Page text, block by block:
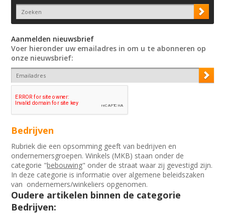
Aanmelden nieuwsbrief
Voer hieronder uw emailadres in om u te abonneren op
onze nieuwsbrief:
Bedrijven
Rubriek die een opsomming geeft van bedrijven en
ondernemersgroepen. Winkels (MKB) staan onder de
categorie "bebouwing" onder de straat waar zij gevestigd zijn.
In deze categorie is informatie over algemene beleidszaken
van ondernemers/winkeliers opgenomen.
Oudere artikelen binnen de categorie
Bedrijven: